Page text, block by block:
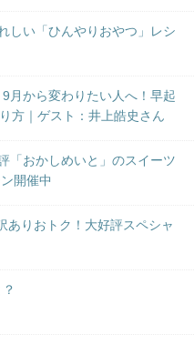
しい「ひんやりおやつ」レシ
9月から変わりたい人へ！早起
方｜ゲスト：井上皓史さん
「おかしめいと」のスイーツ
開催中
ありおトク！大好評スペシャ